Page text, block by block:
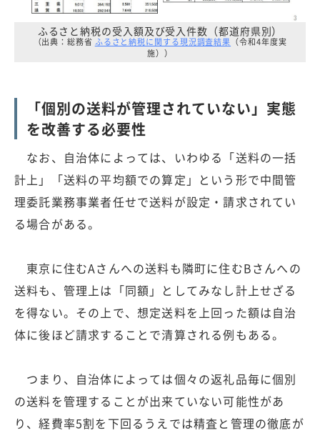
ふるさと納税の受入額及び受入件数（都道府県別）
（出典：総務省 ふるさと納税に関する現況調査結果 （令和4年度実
施））
「個別の送料が管理されていない」実態
を改善する必要性
なお、自治体によっては、いわゆる「送料の一括
計上」「送料の平均額での算定」という形で中間管
理委託業務事業者任せで送料が設定・請求されてい
る場合がある。
東京に住むAさんへの送料も隣町に住むBさんへの
送料も、管理上は「同額」としてみなし計上せざる
を得ない。その上で、想定送料を上回った額は自治
体に後ほど請求することで清算される例もある。
つまり、自治体によっては個々の返礼品毎に個別
の送料を管理することが出来ていない可能性があ
り、経費率5割を下回るうえでは精査と管理の徹底が